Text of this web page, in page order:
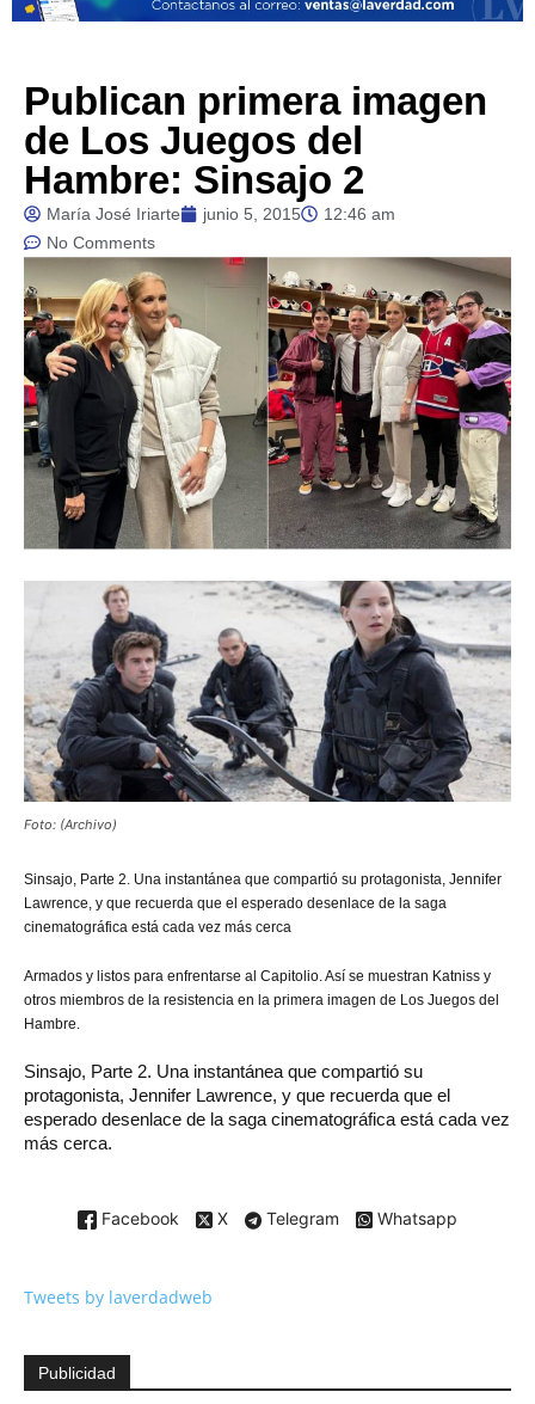
Publican primera imagen
de Los Juegos del
Hambre: Sinsajo 2
María José Iriarte junio 5, 2015
12:46 am
No Comments
Foto: (Archivo)
Sinsajo, Parte 2. Una instantánea que compartió su protagonista, Jennifer
Lawrence, y que recuerda que el esperado desenlace de la saga
cinematográfica está cada vez más cerca
Armados y listos para enfrentarse al Capitolio. Así se muestran Katniss y
otros miembros de la resistencia en la primera imagen de Los Juegos del
Hambre.
Sinsajo, Parte 2. Una instantánea que compartió su
protagonista, Jennifer Lawrence, y que recuerda que el
esperado desenlace de la saga cinematográfica está cada vez
más cerca.
Facebook X Telegram Whatsapp
Tweets by laverdadweb
Publicidad